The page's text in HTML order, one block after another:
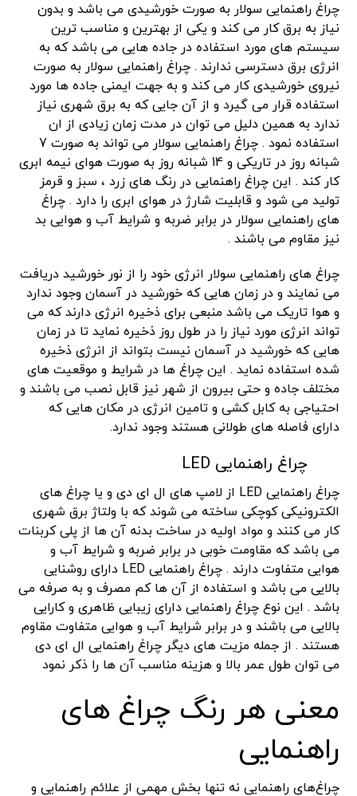
چراغ راهنمایی سولار به صورت خورشیدی می باشد و بدون
نیاز به برق کار می کند و یکی از بهترین و مناسب ترین
سیستم های مورد استفاده در جاده هایی می باشد که به
انرژی برق دسترسی ندارند . چراغ راهنمایی سولار به صورت
نیروی خورشیدی کار می کند و به جهت ایمنی جاده ها مورد
استفاده قرار می گیرد و از آن جایی که به برق شهری نیاز
ندارد به همین دلیل می توان در مدت زمان زیادی از ان
استفاده نمود . چراغ راهنمایی سولار می تواند به صورت 7
شبانه روز در تاریکی و 14 شبانه روز به صورت هوای نیمه ابری
کار کند . این چراغ راهنمایی در رنگ های زرد ، سبز و قرمز
تولید می شود و قابلیت شارژ در هوای ابری را دارد . چراغ
های راهنمایی سولار در برابر ضربه و شرایط آب و هوایی بد
نیز مقاوم می باشند .
چراغ های راهنمایی سولار انرژی خود را از نور خورشید دریافت
می نمایند و در زمان هایی که خورشید در آسمان وجود ندارد
و هوا تاریک می باشد منبعی برای ذخیره انرژی دارند که می
تواند انرژی مورد نیاز را در طول روز ذخیره نماید تا در زمان
هایی که خورشید در آسمان نیست بتواند از انرژی ذخیره
شده استفاده نماید . این چراغ ها در شرایط و موقعیت های
مختلف جاده و حتی بیرون از شهر نیز قابل نصب می باشند و
احتیاجی به کابل کشی و تامین انرژی در مکان هایی که
دارای فاصله های طولانی هستند وجود ندارد.
چراغ راهنمایی LED
چراغ راهنمایی LED از لامپ های ال ای دی و یا چراغ های
الکترونیکی کوچکی ساخته می شوند که با ولتاژ برق شهری
کار می کنند و مواد اولیه در ساخت بدنه آن ها از پلی کربنات
می باشد که مقاومت خوبی در برابر ضربه و شرایط آب و
هوایی متفاوت دارند . چراغ راهنمایی LED دارای روشنایی
بالایی می باشد و استفاده از آن ها کم مصرف و به صرفه می
باشد . این نوع چراغ راهنمایی دارای زیبایی ظاهری و کارایی
بالایی می باشند و در برابر شرایط آب و هوایی متفاوت مقاوم
هستند . از جمله مزیت های دیگر چراغ راهنمایی ال ای دی
می توان طول عمر بالا و هزینه مناسب آن ها را ذکر نمود
معنی هر رنگ چراغ های
راهنمایی
چراغ‌های راهنمایی نه تنها بخش مهمی از علائم راهنمایی و